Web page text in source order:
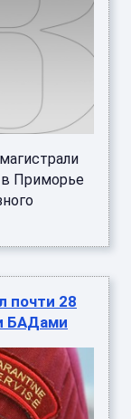
Приморье
почти 28
БАДами